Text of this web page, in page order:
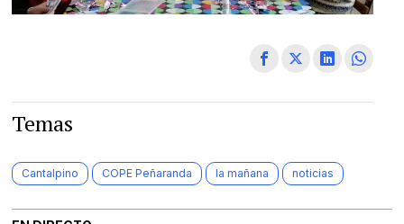
Temas
Cantalpino COPE Peñaranda la mañana noticias